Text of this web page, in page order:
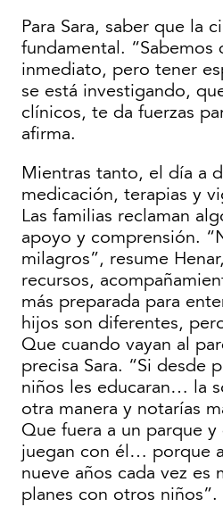
Para Sara, saber que la
fundamental. “Sabemos
inmediato, pero tener
se está investigando,
clínicos, te da fuerzas
afirma.
Mientras tanto, el día a
medicación, terapias y
Las familias reclaman
apoyo y comprensión.
milagros”, resume
recursos,
más preparada para
hijos son diferentes,
Que cuando vayan al
precisa Sara. “Si desde
niños les educaran… la
otra manera y notarías
Que fuera a un parque y
juegan con él… porque
nueve años cada vez es
planes con otros niños”.